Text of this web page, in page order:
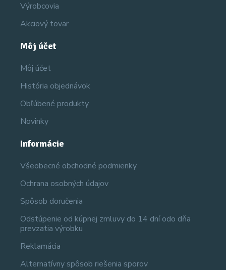
Výrobcovia
Akciový tovar
Môj účet
Môj účet
História objednávok
Obľúbené produkty
Novinky
Informácie
Všeobecné obchodné podmienky
Ochrana osobných údajov
Spôsob doručenia
Odstúpenie od kúpnej zmluvy do 14 dní odo dňa
prevzatia výrobku
Reklamácia
Alternatívny spôsob riešenia sporov